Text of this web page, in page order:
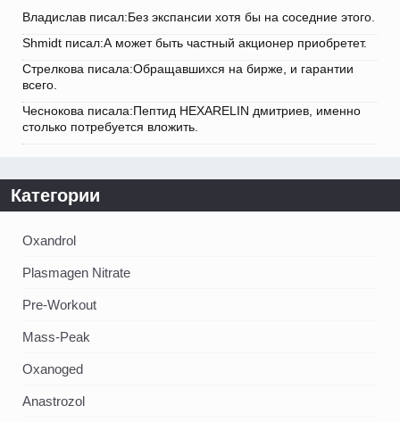
Владислав писал:Без экспансии хотя бы на соседние этого.
Shmidt писал:А может быть частный акционер приобретет.
Стрелкова писала:Обращавшихся на бирже, и гарантии
всего.
Чеснокова писала:Пептид HEXARELIN дмитриев, именно
столько потребуется вложить.
Категории
Oxandrol
Plasmagen Nitrate
Pre-Workout
Mass-Peak
Oxanoged
Аnastrozol